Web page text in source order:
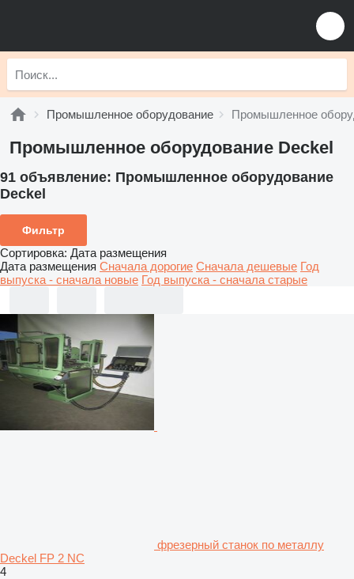
Промышленное оборудование Промышленное
Промышленное оборудование Deckel
91 объявление: Промышленное оборудование
Deckel
Фильтр
Сортировка: Дата размещения
Дата размещения Сначала дорогие Сначала дешевые Год
выпуска - сначала новые Год выпуска - сначала старые
фрезерный станок по металлу
Deckel FP 2 NC
4